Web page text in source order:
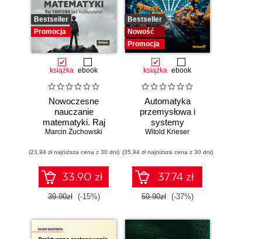
Bestseller
Promocja
książka ebook
Nowoczesne
nauczanie
matematyki. Raj
Cantora bez
Marcin Żuchowski
(23,94 zł najniższa cena z 30 dni)
33.90 zł
39.90zł (-15%)
Bestseller
Nowość
Promocja
książka ebook
Automatyka
przemysłowa i
systemy
sterowania w
Witold Krieser
(35,94 zł najniższa cena z 30 dni)
37.74 zł
59.90zł (-37%)